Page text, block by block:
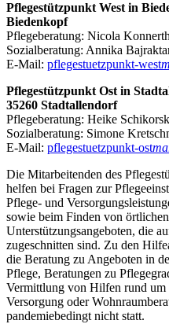
Pflegestützpunkt West in
Biedenkopf
Pflegeberatung: Nicola
Sozialberatung: Annika
E-Mail: pflegestuetzpunkt-west
Pflegestützpunkt Ost in
35260 Stadtallendorf
Pflegeberatung: Heike
Sozialberatung: Simone
E-Mail: pflegestuetzpunkt-ost
Die Mitarbeitenden des
helfen bei Fragen zur
Pflege- und
sowie beim Finden von
Unterstützungsangeboten, die
zugeschnitten sind. Zu den
die Beratung zu Angeboten in
Pflege, Beratungen zu
Vermittlung von Hilfen rund um
Versorgung oder
pandemiebedingt nicht statt.